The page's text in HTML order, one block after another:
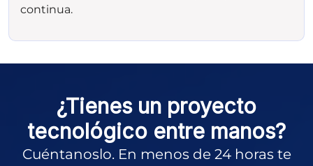
continua.
¿Tienes un proyecto
tecnológico entre manos?
Cuéntanoslo. En menos de 24 horas te